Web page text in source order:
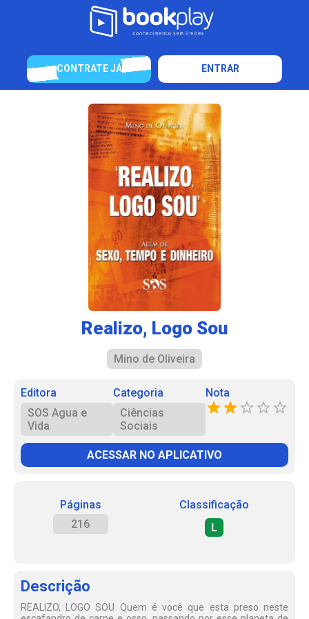
CONTRATE JÁ ENTRAR
Realizo, Logo Sou
Mino de Oliveira
Editora
SOS Agua e
Vida
Categoria
Ciências
Sociais
Nota
ACESSAR NO APLICATIVO
Páginas
216
Classificação
L
Descrição
REALIZO, LOGO SOU Quem é você que esta preso neste